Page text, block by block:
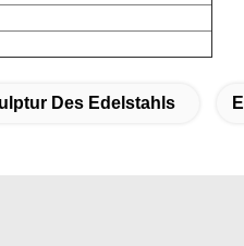
Des Edelstahls